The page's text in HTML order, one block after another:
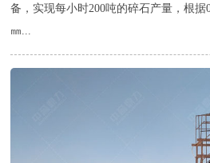
备，实现每小时200吨的碎石产量，根据
㎜...